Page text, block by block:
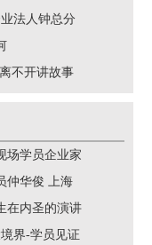
法人钟总分
不开讲故事
场学员企业家
仲华俊 上海
在内圣的演讲
界-学员见证